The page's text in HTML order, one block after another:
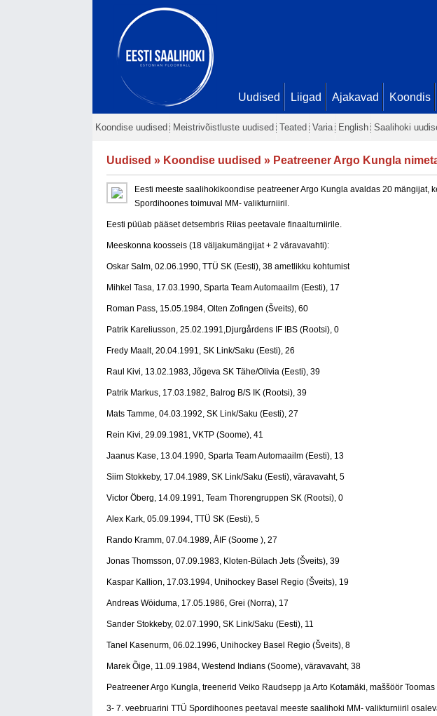
Uudised Liigad Ajakavad Koondis
Koondise uudised Meistrivõistluste uudised Teated Varia English Saalihoki
Uudised » Koondise uudised » Peatreener Argo Kungla
Eesti meeste saalihokikoondise peatreener Argo Kungla avaldas 20
Spordihoones toimuval MM- valikturniiril.
Eesti püüab pääset detsembris Riias peetavale finaalturniirile.
Meeskonna koosseis (18 väljakumängijat + 2 väravavahti):
Oskar Salm, 02.06.1990, TTÜ SK (Eesti), 38 ametlikku kohtumist
Mihkel Tasa, 17.03.1990, Sparta Team Automaailm (Eesti), 17
Roman Pass, 15.05.1984, Olten Zofingen (Šveits), 60
Patrik Kareliusson, 25.02.1991,Djurgårdens IF IBS (Rootsi), 0
Fredy Maalt, 20.04.1991, SK Link/Saku (Eesti), 26
Raul Kivi, 13.02.1983, Jõgeva SK Tähe/Olivia (Eesti), 39
Patrik Markus, 17.03.1982, Balrog B/S IK (Rootsi), 39
Mats Tamme, 04.03.1992, SK Link/Saku (Eesti), 27
Rein Kivi, 29.09.1981, VKTP (Soome), 41
Jaanus Kase, 13.04.1990, Sparta Team Automaailm (Eesti), 13
Siim Stokkeby, 17.04.1989, SK Link/Saku (Eesti), väravavaht, 5
Victor Öberg, 14.09.1991, Team Thorengruppen SK (Rootsi), 0
Alex Kark, 05.09.1994, TTÜ SK (Eesti), 5
Rando Kramm, 07.04.1989, ÅIF (Soome ), 27
Jonas Thomsson, 07.09.1983, Kloten-Bülach Jets (Šveits), 39
Kaspar Kallion, 17.03.1994, Unihockey Basel Regio (Šveits), 19
Andreas Wöiduma, 17.05.1986, Grei (Norra), 17
Sander Stokkeby, 02.07.1990, SK Link/Saku (Eesti), 11
Tanel Kasenurm, 06.02.1996, Unihockey Basel Regio (Šveits), 8
Marek Õige, 11.09.1984, Westend Indians (Soome), väravavaht, 38
Peatreener Argo Kungla, treenerid Veiko Raudsepp ja Arto Kotamäki, maššöör
3- 7. veebruarini TTÜ Spordihoones peetaval meeste saalihoki MM- valikturniiril